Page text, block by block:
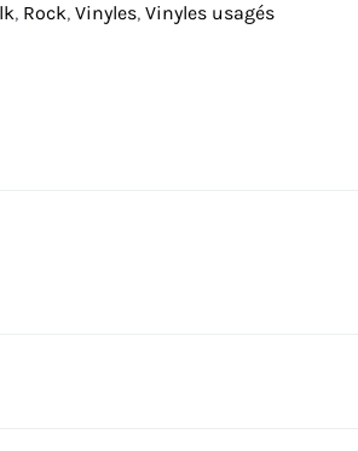
, Rock, Vinyles, Vinyles usagés